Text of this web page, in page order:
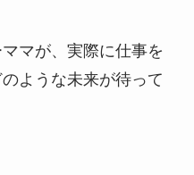
マが、実際に仕事を
ような未来が待って